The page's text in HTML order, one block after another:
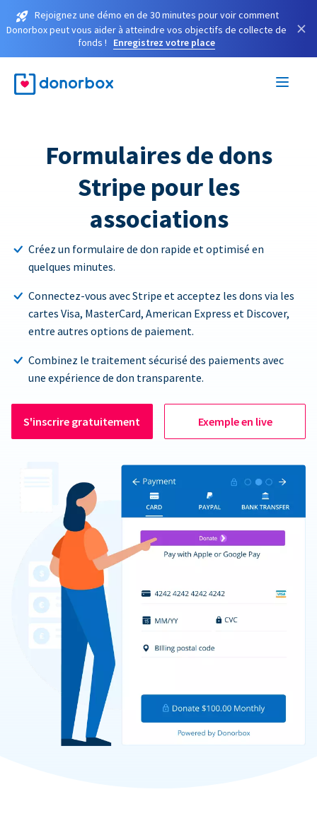
Rejoignez une démo en de 30 minutes pour voir comment
Donorbox peut vous aider à atteindre vos objectifs de collecte de
fonds !
Enregistrez votre place
×
Formulaires de dons
Stripe pour les
associations
Créez un formulaire de don rapide et optimisé en
quelques minutes.
Connectez-vous avec Stripe et acceptez les dons via les
cartes Visa, MasterCard, American Express et Discover,
entre autres options de paiement.
Combinez le traitement sécurisé des paiements avec
une expérience de don transparente.
S'inscrire gratuitement Exemple en live